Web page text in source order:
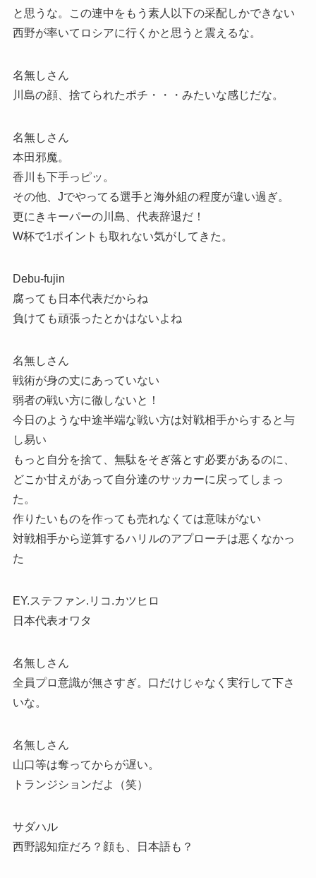
と思うな。この連中をもう素人以下の采配しかできない
西野が率いてロシアに行くかと思うと震えるな。
名無しさん
川島の顔、捨てられたポチ・・・みたいな感じだな。
名無しさん
本田邪魔。
香川も下手っピッ。
その他、Jでやってる選手と海外組の程度が違い過ぎ。
更にきキーパーの川島、代表辞退だ！
W杯で1ポイントも取れない気がしてきた。
Debu-fujin
腐っても日本代表だからね
負けても頑張ったとかはないよね
名無しさん
戦術が身の丈にあっていない
弱者の戦い方に徹しないと！
今日のような中途半端な戦い方は対戦相手からすると与
し易い
もっと自分を捨て、無駄をそぎ落とす必要があるのに、
どこか甘えがあって自分達のサッカーに戻ってしまっ
た。
作りたいものを作っても売れなくては意味がない
対戦相手から逆算するハリルのアプローチは悪くなかっ
た
EY.ステファン.リコ.カツヒロ
日本代表オワタ
名無しさん
全員プロ意識が無さすぎ。口だけじゃなく実行して下さ
いな。
名無しさん
山口等は奪ってからが遅い。
トランジションだよ（笑）
サダハル
西野認知症だろ？顔も、日本語も？